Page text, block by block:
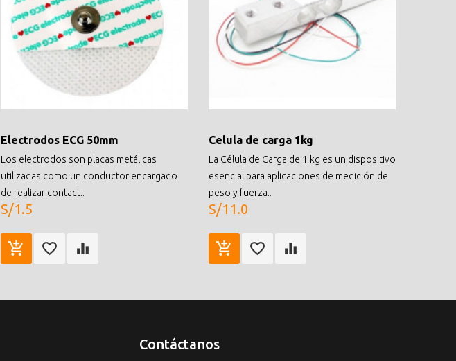
Electrodos ECG 50mm
Los electrodos son placas metálicas
utilizadas como un conductor encargado
de realizar contact..
S/1.5
Celula de carga 1kg
La Célula de Carga de 1 kg es un dispositivo
esencial para aplicaciones de medición de
peso y fuerza..
S/11.0
Contáctanos